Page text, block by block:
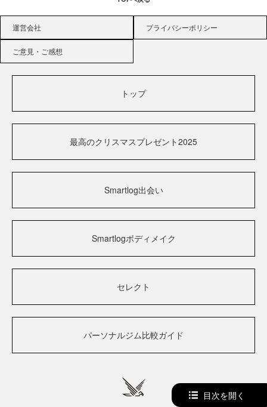
運営会社 プライバシーポリシー
ご意見・ご感想
トップ
最高のクリスマスプレゼント2025
Smartlog出会い
Smartlogボディメイク
セレクト
パーソナルジム比較ガイド
目次を開く